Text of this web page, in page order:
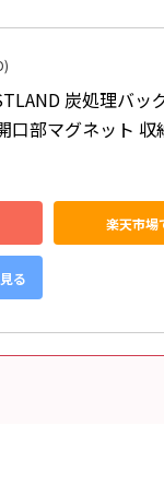
炭処理バッ
口部マグネット 収
楽天市場
る